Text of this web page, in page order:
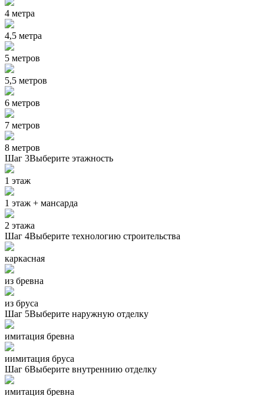
4 метра
4,5 метра
5 метров
5,5 метров
6 метров
7 метров
8 метров
Шаг 3Выберите этажность
1 этаж
1 этаж + мансарда
2 этажа
Шаг 4Выберите технологию строительства
каркасная
из бревна
из бруса
Шаг 5Выберите наружную отделку
имитация бревна
иимитация бруса
Шаг 6Выберите внутреннию отделку
имитация бревна